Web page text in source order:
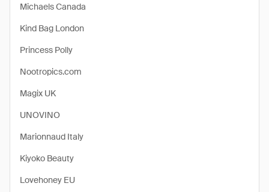
Michaels Canada
Kind Bag London
Princess Polly
Nootropics.com
Magix UK
UNOVINO
Marionnaud Italy
Kiyoko Beauty
Lovehoney EU